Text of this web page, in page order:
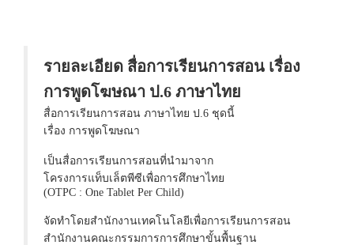
รายละเอียด สื่อการเรียนการสอน เรื่อง
การพูดโฆษณา ป.6 ภาษาไทย
สื่อการเรียนการสอน ภาษาไทย ป.6 ชุดนี้
เรื่อง การพูดโฆษณา
เป็นสื่อการเรียนการสอนที่นำมาจาก
โครงการแท็บเล็ตพีซีเพื่อการศึกษาไทย
(OTPC : One Tablet Per Child)
จัดทำโดยสำนักงานเทคโนโลยีเพื่อการเรียนการสอน
สำนักงานคณะกรรมการการศึกษาขั้นพื้นฐาน